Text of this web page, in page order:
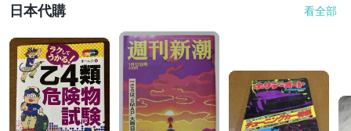
日本代購 看全部